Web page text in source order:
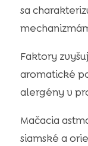
sa
Faktory
aromatické
alergény v
Mačacia
siamské a